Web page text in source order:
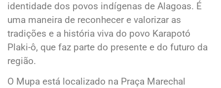
identidade dos povos indígenas de Alagoas. É
uma maneira de reconhecer e valorizar as
tradições e a história viva do povo Karapotó
Plaki-ô, que faz parte do presente e do futuro da
região.
O Mupa está localizado na Praça Marechal